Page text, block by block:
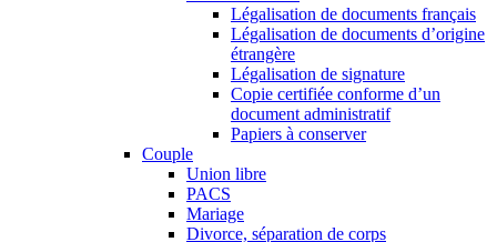
Légalisation de documents français
Légalisation de documents d’origine
étrangère
Légalisation de signature
Copie certifiée conforme d’un
document administratif
Papiers à conserver
Couple
Union libre
PACS
Mariage
Divorce, séparation de corps